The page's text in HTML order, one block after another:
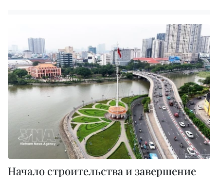
Начало строительства и завершение